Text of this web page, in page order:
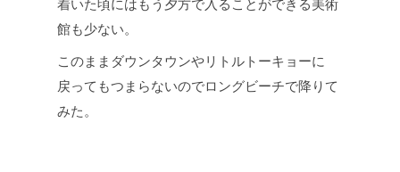
着いた頃にはもう夕方で入ることができる美術
館も少ない。
このままダウンタウンやリトルトーキョーに
戻ってもつまらないのでロングビーチで降りて
みた。